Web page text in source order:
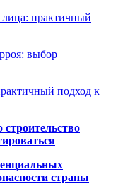
практичный
выбор
подход к
страны